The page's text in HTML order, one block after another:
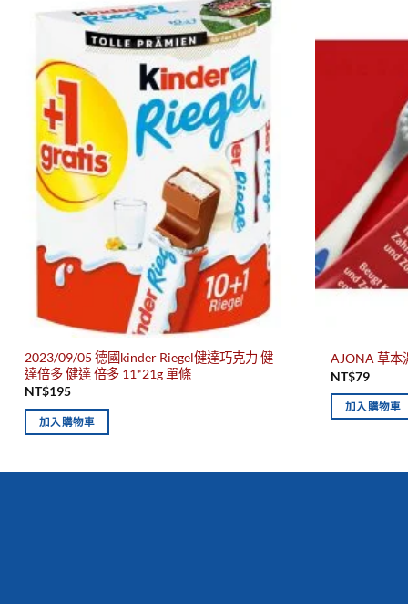
2023/09/05 德國kinder Riegel健達巧克力 健
達倍多 健達 倍多 11*21g 單條
NT$195
加入購物車
AJONA 草本
NT$79
加入購物車